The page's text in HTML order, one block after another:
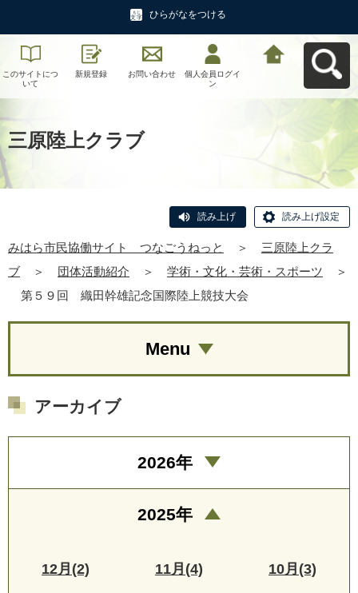
ひらがなをつける
このサイトにつ
いて
新規登録 お問い合わせ
個人会員ログイ
ン
三原陸上クラブ
読み上げ 読み上げ設定
みはら市民協働サイト つなごうねっと ＞
三原陸上クラ
ブ
＞ 団体活動紹介 ＞ 学術・文化・芸術・スポーツ
＞
第５９回 織田幹雄記念国際陸上競技大会
Menu
アーカイブ
2026年
2025年
12月(2) 11月(4) 10月(3)